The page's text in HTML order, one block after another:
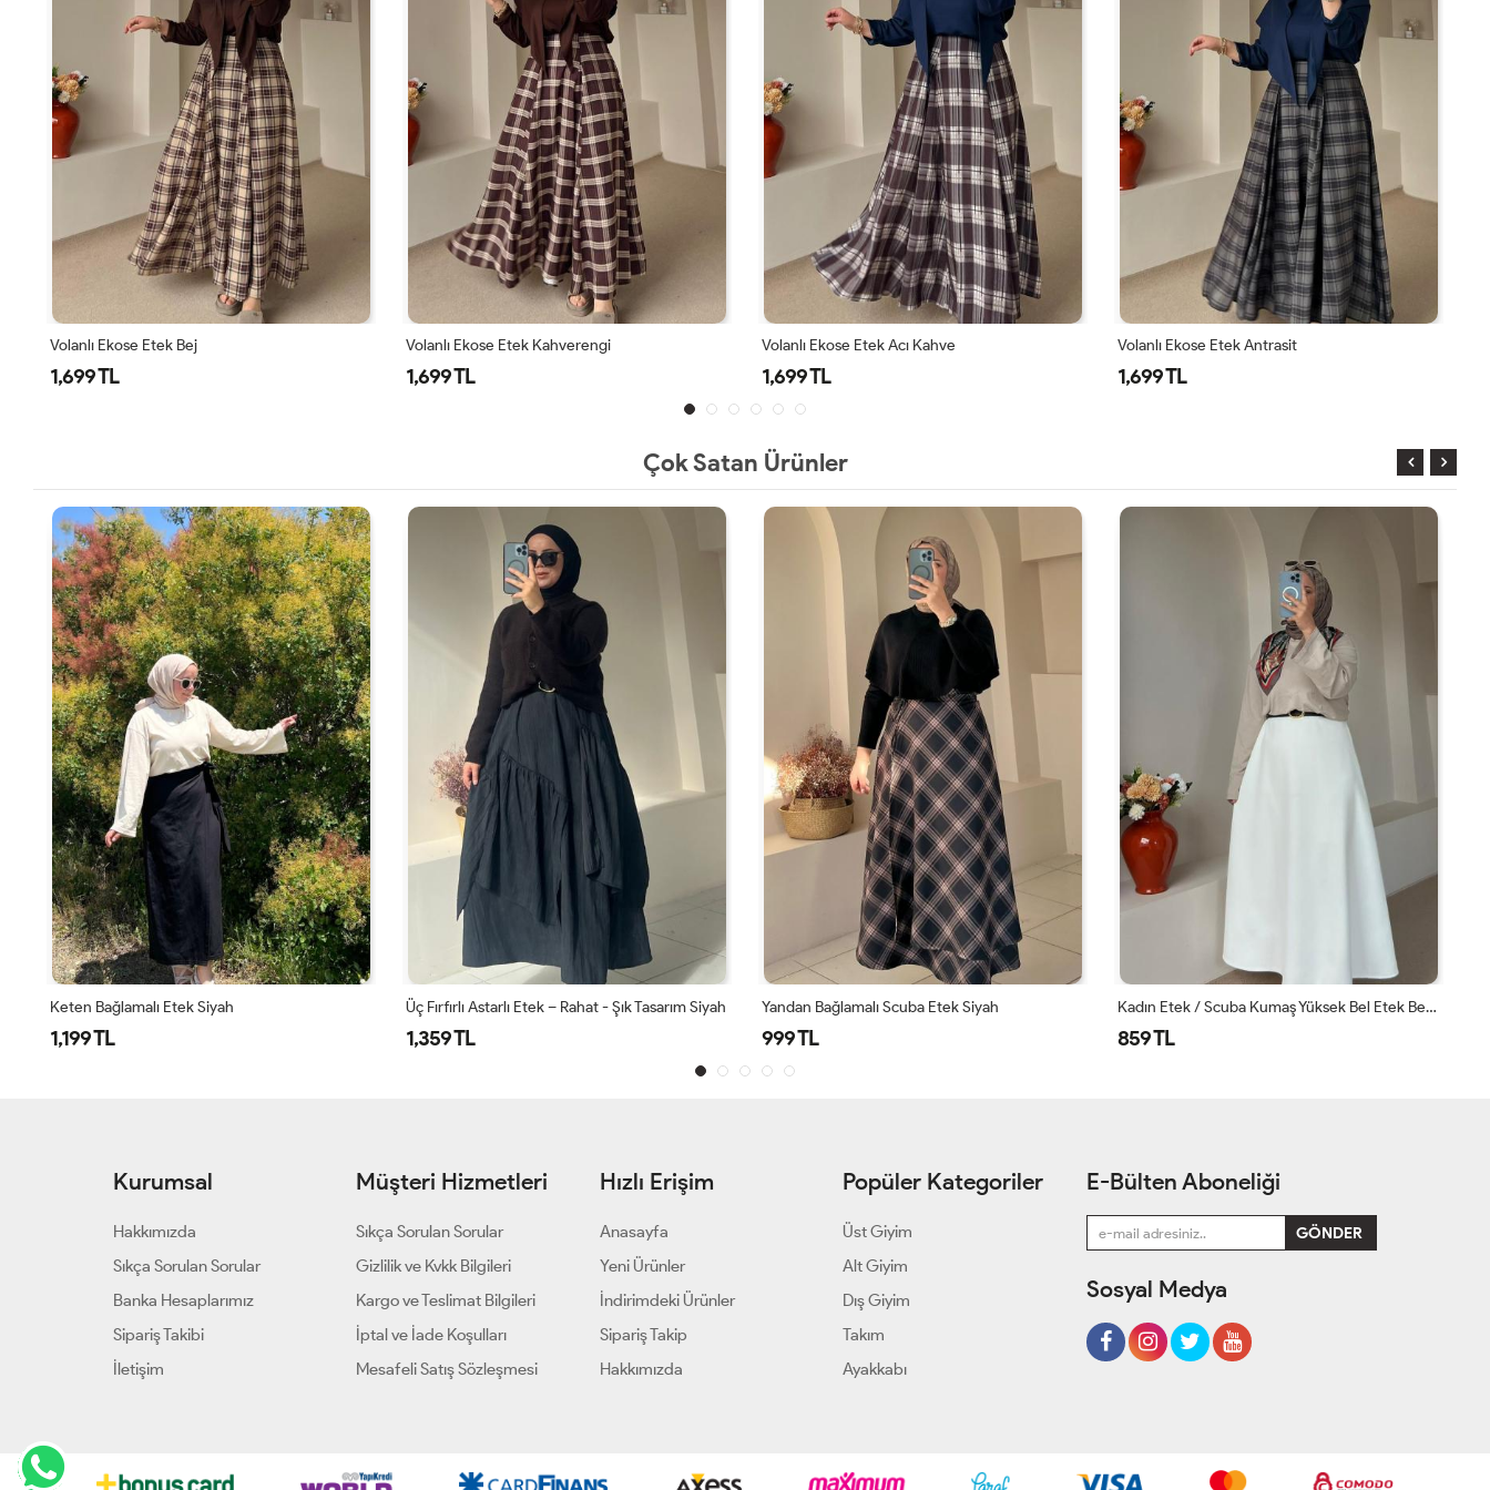
Volanlı Ekose Etek Kahverengi
1,699 TL
Volanlı Ekose Etek Acı Kahve
1,699 TL
Volanlı Ekose Etek Antrasit
1,699 TL
Volanlı Ekose Etek Haki
1,699 TL
Çok Satan Ürünler
Üç Fırfırlı Astarlı Etek – Rahat - Şık Tasarım Siyah
1,359 TL
Yandan Bağlamalı Scuba Etek Siyah
999 TL 859 TL
Yandan Bağlamalı Scuba Etek Lacivert
999 TL
Kurumsal
Hakkımızda
Sıkça Sorulan Sorular
Banka Hesaplarımız
Sipariş Takibi
İletişim
Müşteri Hizmetleri
Sıkça Sorulan Sorular
Gizlilik ve Kvkk Bilgileri
Kargo ve Teslimat Bilgileri
İptal ve İade Koşulları
Mesafeli Satış Sözleşmesi
Hızlı Erişim
Anasayfa
Yeni Ürünler
İndirimdeki Ürünler
Sipariş Takip
Hakkımızda
Popüler Kategoriler
Üst Giyim
Alt Giyim
Dış Giyim
Takım
Ayakkabı
E-Bülten Aboneliği
Sosyal Medya